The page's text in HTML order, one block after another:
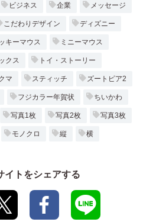
ビジネス 企業 メッセージ
こだわりデザイン ディズニー
キーマウス ミニーマウス
クス トイ・ストーリー
マ スティッチ ズートピア2
フジカラー年賀状 ちいかわ
写真1枚 写真2枚 写真3枚
モノクロ 縦 横
イトをシェアする